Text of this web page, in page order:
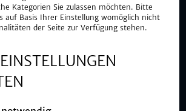
kompakt genug, um schnell und flexibel auf
Lagerflächen sind so großzügig bemessen,
Ladungsträger, speziell bei der Serienfertigung
Kategorien Sie zulassen möchten. Bitte
auf Basis Ihrer Einstellung womöglich nicht
der Seite zur Verfügung stehen.